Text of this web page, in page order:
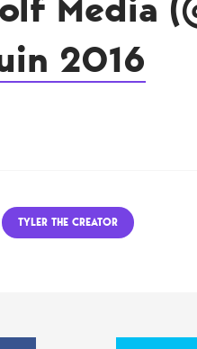
2016
TYLER THE CREATOR